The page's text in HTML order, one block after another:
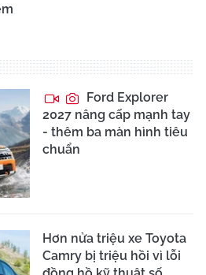
Ford Explorer
2027 nâng cấp mạnh tay
- thêm ba màn hình tiêu
chuẩn
Hơn nửa triệu xe Toyota
Camry bị triệu hồi vì lỗi